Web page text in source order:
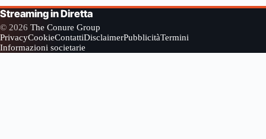
Streaming in Diretta
© 2026 The Conure Group
PrivacyCookieContattiDisclaimerPubblicitàTermini
Informazioni societarie